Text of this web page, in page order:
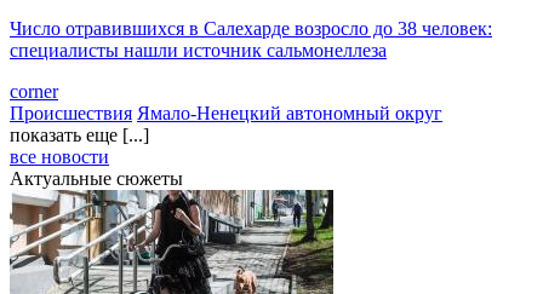
Число отравившихся в Салехарде возросло до 38 человек:
специалисты нашли источник сальмонеллеза
corner
Происшествия Ямало-Ненецкий автономный округ
показать еще [...]
все новости
Актуальные сюжеты